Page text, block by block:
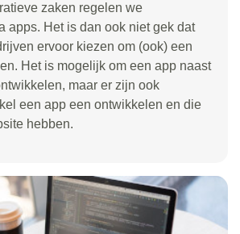
zaken regelen we
apps. Het is dan ook niet gek dat
ervoor kiezen om (ook) een
Het is mogelijk om een app naast
maar er zijn ook
een app een ontwikkelen en die
hebben.